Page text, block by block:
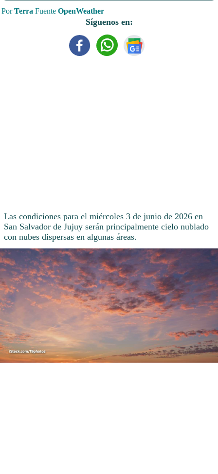
PorTerra Fuente OpenWeather
Síguenos en:
Las condiciones para el miércoles 3 de junio de 2026 en
San Salvador de Jujuy serán principalmente cielo nublado
con nubes dispersas en algunas áreas.